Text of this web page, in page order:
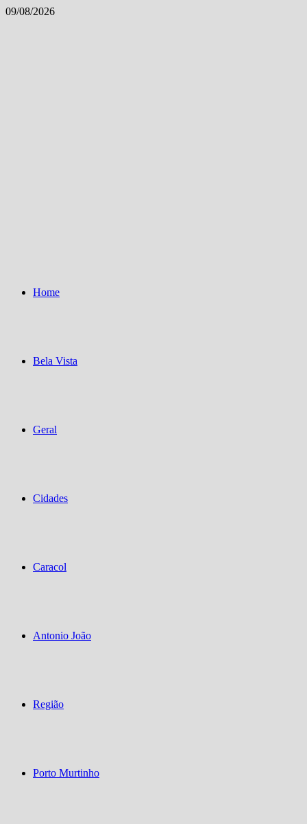
Skip
09/08/2026
Home
Bela Vista
Geral
Cidades
Caracol
Antonio João
Região
Porto Murtinho